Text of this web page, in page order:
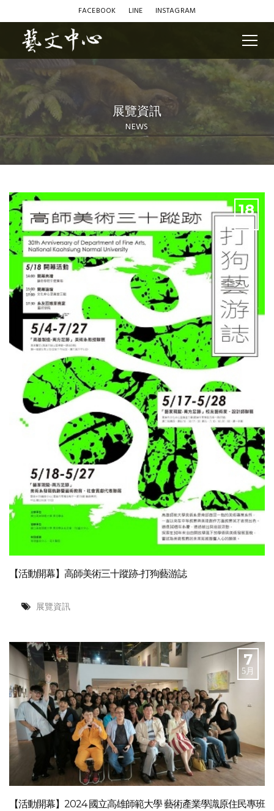
FACEBOOK LINE INSTAGRAM
展覽資訊
NEWS
18
【活動開幕】高師美術三十蹤跡-打狗藝游誌
展覽資訊
7
5月
【活動開幕】2024 國立高雄師範大學 藝術產業學識原住民專班